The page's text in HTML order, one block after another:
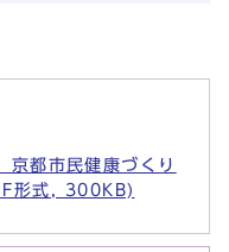
都市民健康づくり
形式, 300KB)